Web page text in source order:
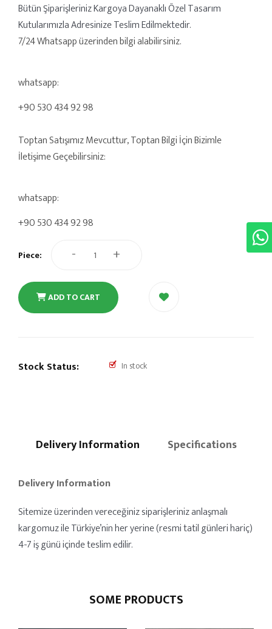
Bütün Şiparişleriniz Kargoya Dayanaklı Özel Tasarım
Kutularımızla Adresinize Teslim Edilmektedir.
7/24 Whatsapp üzerinden bilgi alabilirsiniz.
whatsapp:
+90 530 434 92 98
Toptan Satışımız Mevcuttur, Toptan Bilgi İçin Bizimle
İletişime Geçebilirsiniz:
whatsapp:
+90 530 434 92 98
Piece: - +
ADD TO CART
Stock Status: In stock
Delivery Information Specifications
Delivery Information
Sitemize üzerinden vereceğiniz siparişleriniz anlaşmalı
kargomuz ile Türkiye’nin her yerine (resmi tatil günleri hariç)
4-7 iş günü içinde teslim edilir.
SOME PRODUCTS